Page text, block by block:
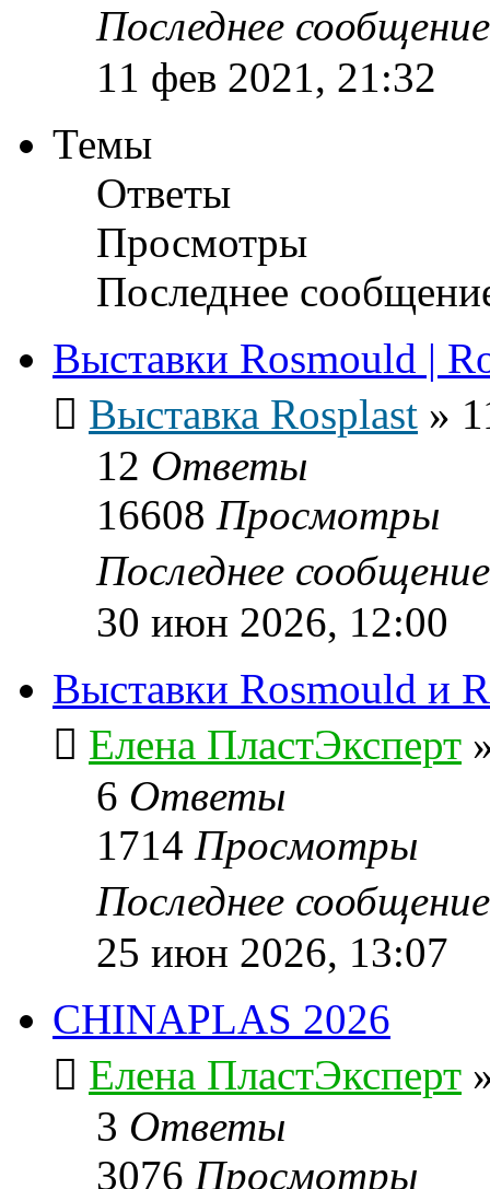
Последнее
11 фев 2021, 21:32
Темы
Ответы
Просмотры
Последнее
Выставки Rosmould |
Выставка Rosplast »
12 Ответы
16608 Просмотры
Последнее
30 июн 2026, 12:00
Выставки Rosmould и
Елена ПластЭксперт
6 Ответы
1714 Просмотры
Последнее
25 июн 2026, 13:07
CHINAPLAS 2026
Елена ПластЭксперт
3 Ответы
3076 Просмотры